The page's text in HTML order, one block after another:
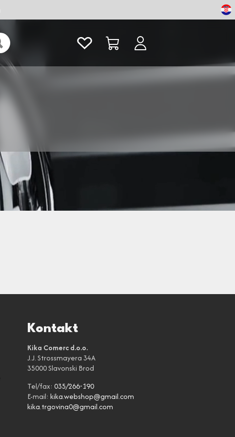
Kontakt
Kika Comerc d.o.o.
J.J. Strossmayera 34A
35000 Slavonski Brod
Tel/fax: 035/266-190
E-mail: kika.webshop@gmail.com
kika.trgovina0@gmail.com